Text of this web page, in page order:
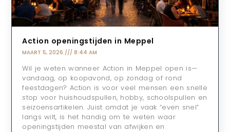
Action openingstijden in Meppel
MAART 5, 2026 8:44 AM
Wil je weten wanneer Action in Meppel open is—
vandaag, op koopavond, op zondag of rond
feestdagen? Action is voor veel mensen een snelle
stop voor huishoudspullen, hobby, schoolspullen en
seizoensartikelen. Juist omdat je vaak “even snel”
langs wilt, is het handig om te weten waar
openingstijden meestal van afwijken en